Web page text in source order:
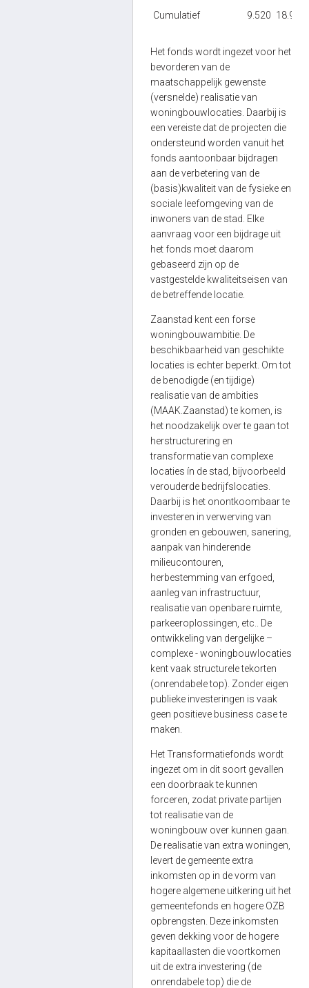
Cumulatief
9.520 18.930
Het fonds wordt ingezet voor het
bevorderen van de
maatschappelijk gewenste
(versnelde) realisatie van
woningbouwlocaties. Daarbij is
een vereiste dat de projecten die
ondersteund worden vanuit het
fonds aantoonbaar bijdragen
aan de verbetering van de
(basis)kwaliteit van de fysieke en
sociale leefomgeving van de
inwoners van de stad. Elke
aanvraag voor een bijdrage uit
het fonds moet daarom
gebaseerd zijn op de
vastgestelde kwaliteitseisen van
de betreffende locatie.
Zaanstad kent een forse
woningbouwambitie. De
beschikbaarheid van geschikte
locaties is echter beperkt. Om tot
de benodigde (en tijdige)
realisatie van de ambities
(MAAK.Zaanstad) te komen, is
het noodzakelijk over te gaan tot
herstructurering en
transformatie van complexe
locaties ín de stad, bijvoorbeeld
verouderde bedrijfslocaties.
Daarbij is het onontkoombaar te
investeren in verwerving van
gronden en gebouwen, sanering,
aanpak van hinderende
milieucontouren,
herbestemming van erfgoed,
aanleg van infrastructuur,
realisatie van openbare ruimte,
parkeeroplossingen, etc.. De
ontwikkeling van dergelijke –
complexe - woningbouwlocaties
kent vaak structurele tekorten
(onrendabele top). Zonder eigen
publieke investeringen is vaak
geen positieve business case te
maken.
Het Transformatiefonds wordt
ingezet om in dit soort gevallen
een doorbraak te kunnen
forceren, zodat private partijen
tot realisatie van de
woningbouw over kunnen gaan.
De realisatie van extra woningen,
levert de gemeente extra
inkomsten op in de vorm van
hogere algemene uitkering uit het
gemeentefonds en hogere OZB
opbrengsten. Deze inkomsten
geven dekking voor de hogere
kapitaallasten die voortkomen
uit de extra investering (de
onrendabele top) die de